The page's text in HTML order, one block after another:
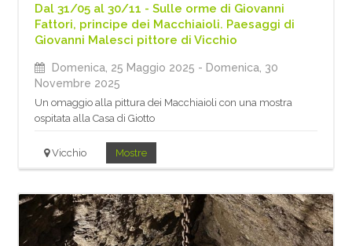
Dal 31/05 al 30/11 - Sulle orme di Giovanni
Fattori, principe dei Macchiaioli. Paesaggi di
Giovanni Malesci pittore di Vicchio
Domenica, 25 Maggio 2025 - Domenica, 30
Novembre 2025
Un omaggio alla pittura dei Macchiaioli con una mostra
ospitata alla Casa di Giotto
Vicchio Mostre